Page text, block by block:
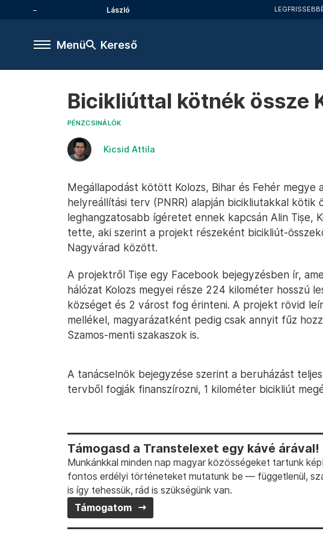
László LEGFRISSEBB
Menü Kereső
Bicikliúttal kötnék össze
PÉNZCSINÁLÓK
Kicsid Attila
Megállapodást kötött Kolozs, Bihar és Fehér megye
helyreállítási terv (PNRR) alapján bicikliutakkal kötik
leghangzatosabb ígéretet ennek kapcsán Alin Tișe,
tette, aki szerint a projekt részeként bicikliút-
Nagyvárad között.
A projektről Tișe egy Facebook bejegyzésben ír,
hálózat Kolozs megyei része 224 kilométer hosszú
községet és 2 várost fog érinteni. A projekt rövid
mellékel, magyarázatként pedig csak annyit fűz
Szamos-menti szakaszok is.
A tanácselnök bejegyzése szerint a beruházást
tervből fogják finanszírozni, 1 kilométer bicikliút
Támogasd a Transtelexet egy kávé árával!
Munkánkkal minden nap magyar közösségeket tartunk
fontos erdélyi történeteket mutatunk be — függetlenül,
is így tehessük, rád is szükségünk van.
Támogatom